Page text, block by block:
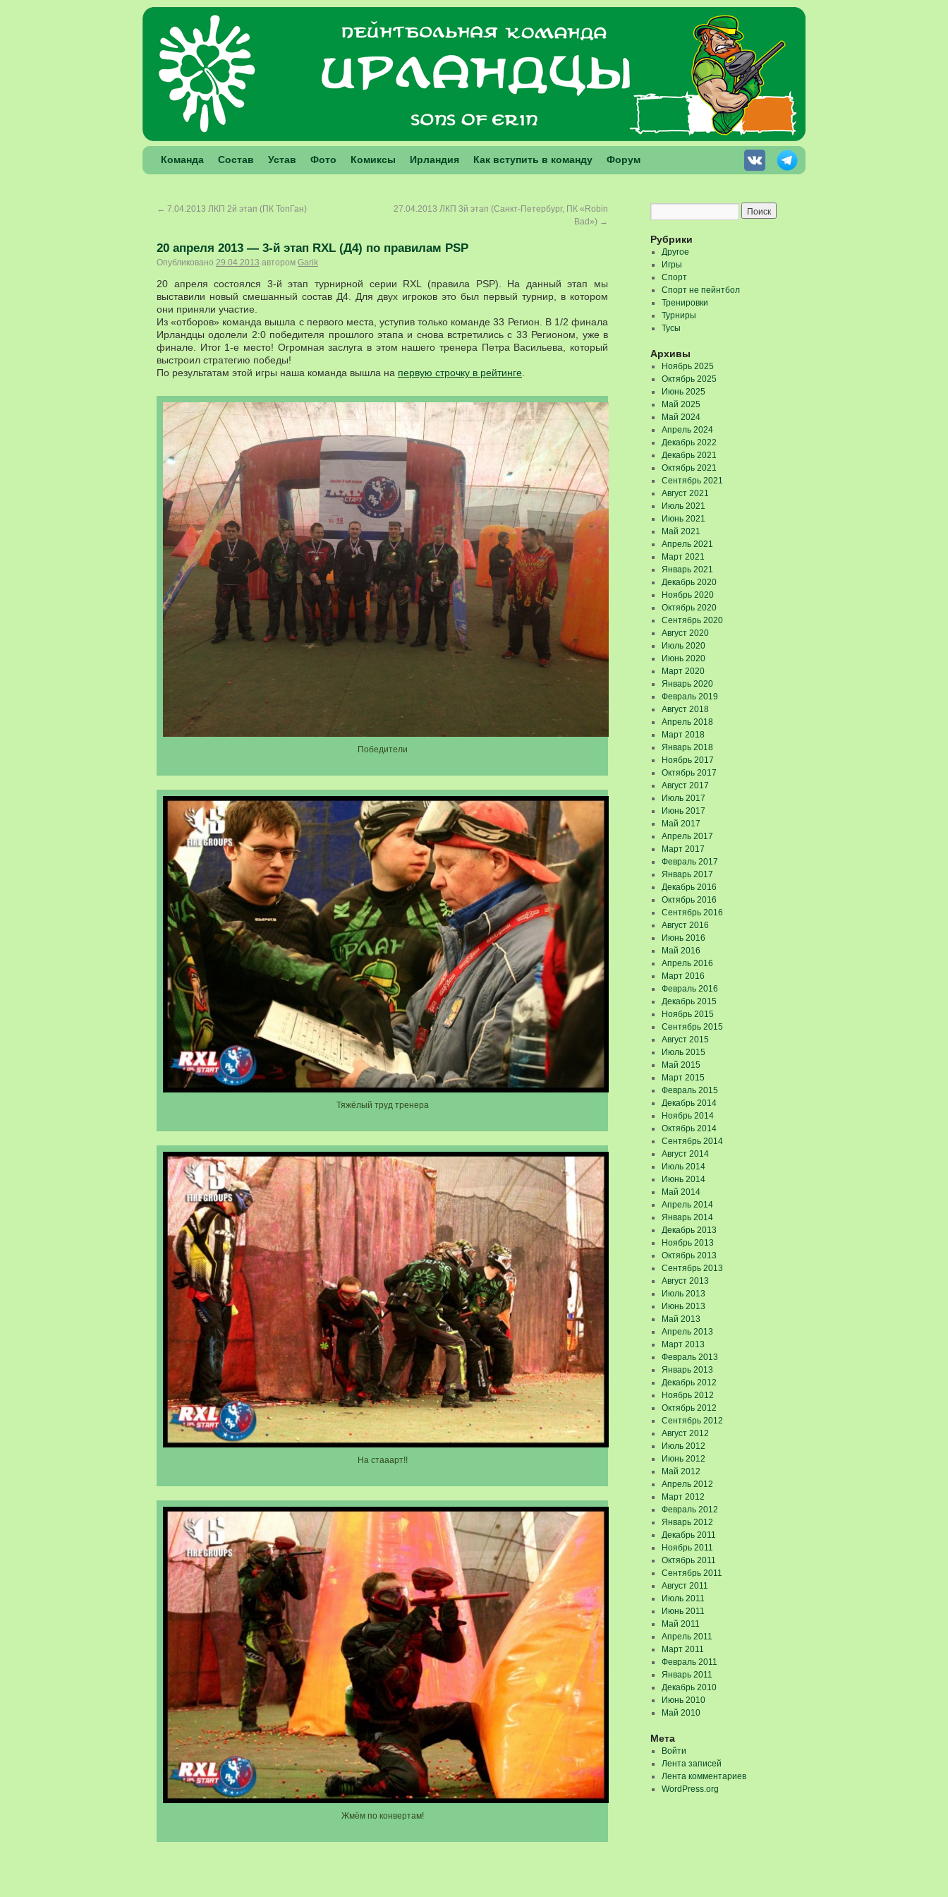
Команда Состав Устав Фото Комиксы Ирландия Как вступить в команду Форум
← 7.04.2013 ЛКП 2й этап (ПК ТопГан)
27.04.2013 ЛКП 3й этап (Санкт-Петербург, ПК «Robin
Bad») →
20 апреля 2013 — 3-й этап RXL (Д4) по правилам PSP
Опубликовано 29.04.2013 автором Garik
20 апреля состоялся 3-й этап турнирной серии RXL (правила PSP). На данный этап мы
выставили новый смешанный состав Д4. Для двух игроков это был первый турнир, в котором
они приняли участие.
Из «отборов» команда вышла с первого места, уступив только команде 33 Регион. В 1/2 финала
Ирландцы одолели 2:0 победителя прошлого этапа и снова встретились с 33 Регионом, уже в
финале. Итог 1-е место! Огромная заслуга в этом нашего тренера Петра Васильева, который
выстроил стратегию победы!
По результатам этой игры наша команда вышла на первую строчку в рейтинге
Победители
Тяжёлый труд тренера
На стааарт!!
Жмём по конвертам!
Рубрики
Другое
Игры
Спорт
Спорт не пейнтбол
Тренировки
Турниры
Тусы
Архивы
Ноябрь 2025
Октябрь 2025
Июнь 2025
Май 2025
Май 2024
Апрель 2024
Декабрь 2022
Декабрь 2021
Октябрь 2021
Сентябрь 2021
Август 2021
Июль 2021
Июнь 2021
Май 2021
Апрель 2021
Март 2021
Январь 2021
Декабрь 2020
Ноябрь 2020
Октябрь 2020
Сентябрь 2020
Август 2020
Июль 2020
Июнь 2020
Март 2020
Январь 2020
Февраль 2019
Август 2018
Апрель 2018
Март 2018
Январь 2018
Ноябрь 2017
Октябрь 2017
Август 2017
Июль 2017
Июнь 2017
Май 2017
Апрель 2017
Март 2017
Февраль 2017
Январь 2017
Декабрь 2016
Октябрь 2016
Сентябрь 2016
Август 2016
Июнь 2016
Май 2016
Апрель 2016
Март 2016
Февраль 2016
Декабрь 2015
Ноябрь 2015
Сентябрь 2015
Август 2015
Июль 2015
Май 2015
Март 2015
Февраль 2015
Декабрь 2014
Ноябрь 2014
Октябрь 2014
Сентябрь 2014
Август 2014
Июль 2014
Июнь 2014
Май 2014
Апрель 2014
Январь 2014
Декабрь 2013
Ноябрь 2013
Октябрь 2013
Сентябрь 2013
Август 2013
Июль 2013
Июнь 2013
Май 2013
Апрель 2013
Март 2013
Февраль 2013
Январь 2013
Декабрь 2012
Ноябрь 2012
Октябрь 2012
Сентябрь 2012
Август 2012
Июль 2012
Июнь 2012
Май 2012
Апрель 2012
Март 2012
Февраль 2012
Январь 2012
Декабрь 2011
Ноябрь 2011
Октябрь 2011
Сентябрь 2011
Август 2011
Июль 2011
Июнь 2011
Май 2011
Апрель 2011
Март 2011
Февраль 2011
Январь 2011
Декабрь 2010
Июнь 2010
Май 2010
Мета
Войти
Лента записей
Лента комментариев
WordPress.org